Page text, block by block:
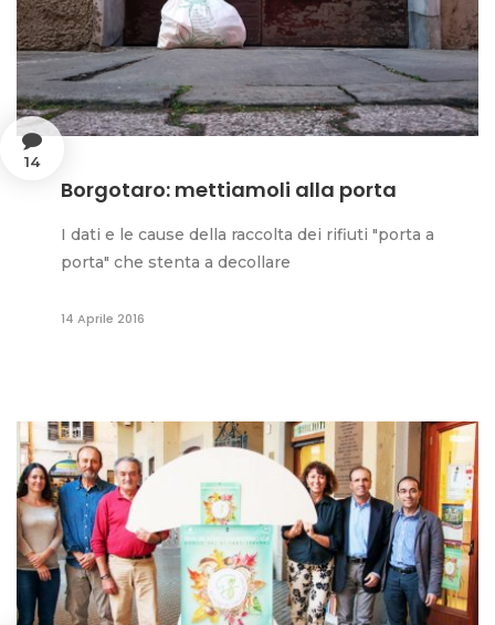
14
Borgotaro: mettiamoli alla porta
I dati e le cause della raccolta dei rifiuti "porta a
porta" che stenta a decollare
14 Aprile 2016